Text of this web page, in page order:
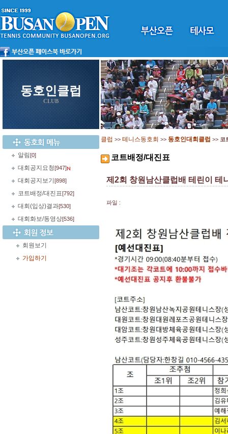
동호인클럽
CLUB
알림[0]
대회공지요청[947]
대회공지보기 [898]
코트배정/대진표[792]
대회(입상)결과[530]
대회화보/동영상[536]
회원보기
가입하기
클럽 >> 테니스동호회 >> 동호인대회클럽 >> 코
코트배정/대진표
제2회 창원남산클럽배 테린이 테
파일 :